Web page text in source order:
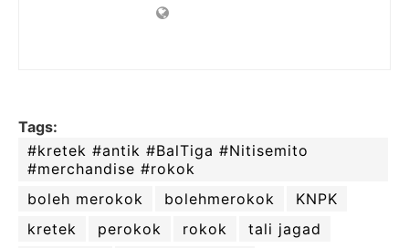
Tags:
#kretek #antik #BalTiga #Nitisemito
#merchandise #rokok
boleh merokok
bolehmerokok
KNPK
kretek
perokok rokok
tali jagad